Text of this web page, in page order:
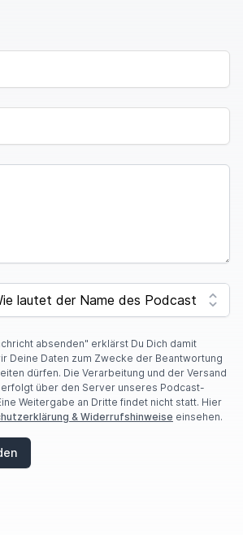
absenden" erklärst Du Dich damit
Deine Daten zum Zwecke der Beantwortung
dürfen. Die Verarbeitung und der Versand
erfolgt über den Server unseres Podcast-
Weitergabe an Dritte findet nicht statt. Hier
& Widerrufshinweise einsehen.